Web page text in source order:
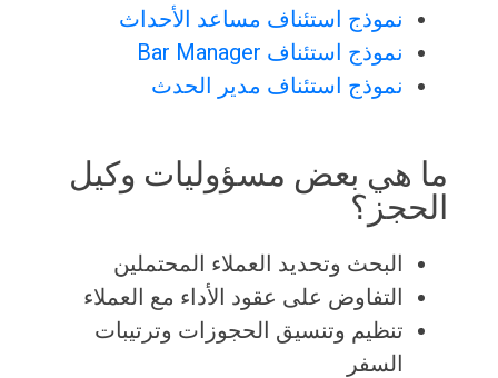
نموذج استئناف مساعد الأحداث
نموذج استئناف Bar Manager
نموذج استئناف مدير الحدث
ما هي بعض مسؤوليات وكيل
الحجز؟
البحث وتحديد العملاء المحتملين
التفاوض على عقود الأداء مع العملاء
تنظيم وتنسيق الحجوزات وترتيبات
السفر